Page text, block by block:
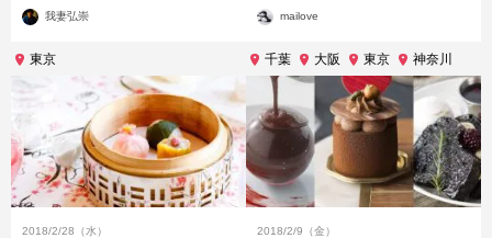
投
稿
我妻弘崇
投
稿
mailove
東京
2018/2/28（水）
千葉 大阪 東京 神奈川
2018/2/9（金）